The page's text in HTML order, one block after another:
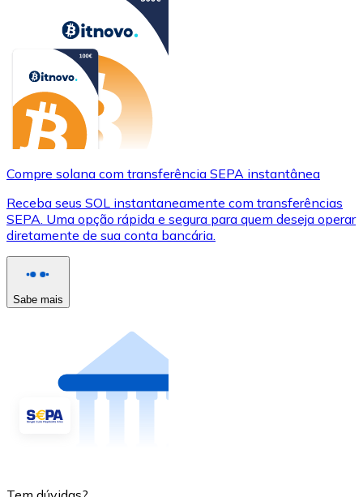
Compre solana com transferência SEPA instantânea
Receba seus SOL instantaneamente com transferências
SEPA. Uma opção rápida e segura para quem deseja operar
diretamente de sua conta bancária.
Sabe mais